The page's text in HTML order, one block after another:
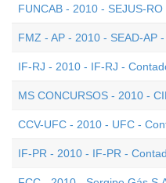
FUNCAB - 2010 - SEJUS-
FMZ - AP - 2010 - SEAD-AP
IF-RJ - 2010 - IF-RJ -
MS CONCURSOS - 2010 -
CCV-UFC - 2010 - UFC -
IF-PR - 2010 - IF-PR -